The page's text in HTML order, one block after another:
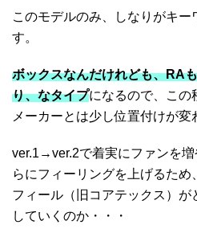
このモデルのみ、しなりがキー
す。
ボックスなんだけれども、RA
り、なタイプになるので、この
メーカーとは少し位置付けが変
ver.1→ver.2で着実にファンを
らにフィーリングを上げるた
フィール（旧コアテックス）
していくのか・・・